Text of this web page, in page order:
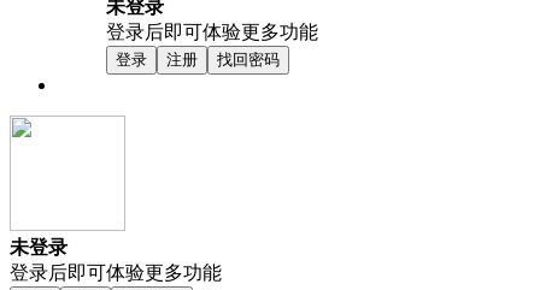
未登录
登录后即可体验更多功能
登录 注册 找回密码
未登录
登录后即可体验更多功能